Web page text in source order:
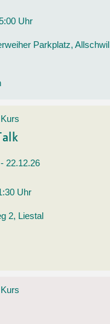
Uhr
Parkplatz, Allschwil
22.12.26
Uhr
2, Liestal